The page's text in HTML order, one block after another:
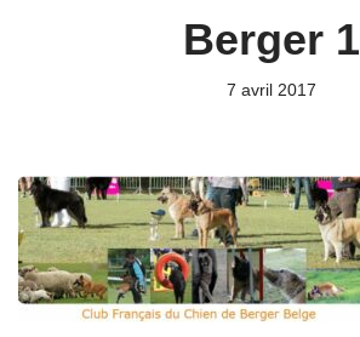
Berger 1
7 avril 2017